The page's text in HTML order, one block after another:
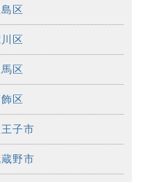
区
区
区
区
王子市
野市